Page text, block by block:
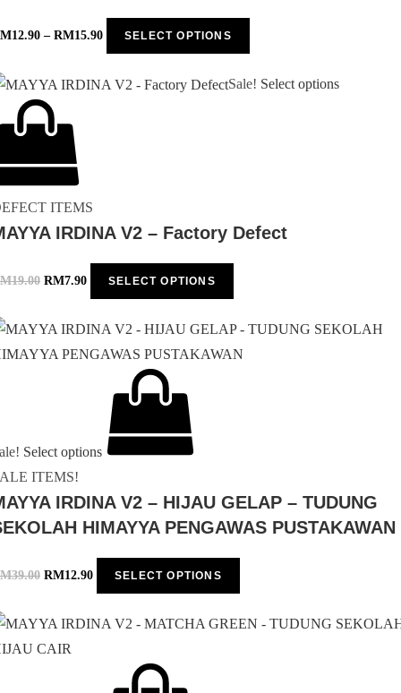
12.90 – RM15.90 SELECT OPTIONS
Sale! Select options
ITEMS
IRDINA V2 – Factory Defect
19.00 RM7.90 SELECT OPTIONS
Select options
ITEMS!
IRDINA V2 – HIJAU GELAP – TUDUNG
HIMAYYA PENGAWAS PUSTAKAWAN
39.00 RM12.90 SELECT OPTIONS